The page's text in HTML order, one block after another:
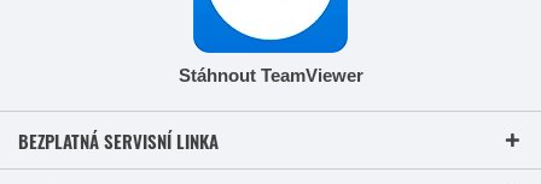
Stáhnout TeamViewer
BEZPLATNÁ SERVISNÍ LINKA